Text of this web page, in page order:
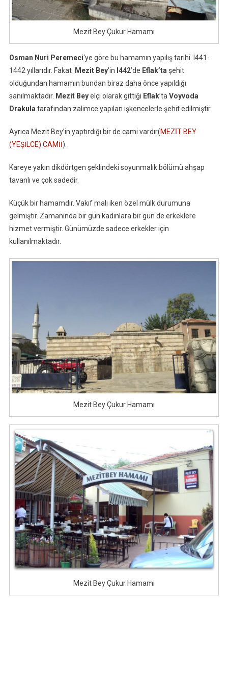
Mezit Bey Çukur Hamamı
Osman Nuri Peremeci‘ye göre bu hamamın yapılış tarihi l441-
1442 yıllarıdır. Fakat Mezit Bey’in l442’de Eflak’ta şehit
olduğundan hamamın bundan biraz daha önce yapıldığı
sanılmaktadır. Mezit Beyelçi olarak gittiği Eflak’ta Voyvoda
Drakula tarafından zalimce yapılan işkencelerle şehit edilmiştir.
Ayrıca Mezit Bey’in yaptırdığı bir de cami vardır(MEZİT BEY
(YEŞİLCE) CAMİİ).
Kareye yakın dikdörtgen şeklindeki soyunmalık bölümü ahşap
tavanlı ve çok sadedir.
Küçük bir hamamdır. Vakıf malı iken özel mülk durumuna
gelmiştir. Zamanında bir gün kadınlara bir gün de erkeklere
hizmet vermiştir. Günümüzde sadece erkekler için
kullanılmaktadır.
Mezit Bey Çukur Hamamı
Mezit Bey Çukur Hamamı